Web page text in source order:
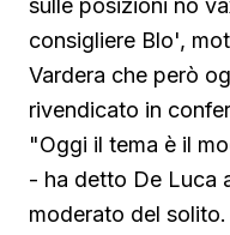
sulle posizioni no
consigliere Blo',
Vardera che però
rivendicato in
"Oggi il tema è il
- ha detto De Luca
moderato del solito.